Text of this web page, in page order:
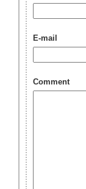
E-mail
Comment